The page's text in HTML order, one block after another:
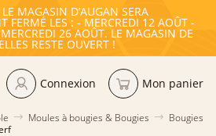
MAGASIN D’AUGAN SERA
FERMÉ LES : - MERCREDI 12 AOÛT -
26 AOÛT. LE MAGASIN DE
RESTE OUVERT !
Moules à bougies & Bougies
Bougies
Connexion Mon panier